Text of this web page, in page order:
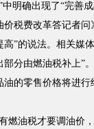
确出现了“完善成
价税费改革答记者
高”的说法。相关媒
部分由燃油税补上”
的零售价格将进行
油税才要调油价，